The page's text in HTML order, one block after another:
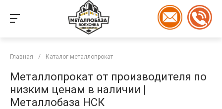
Главная / Каталог металлопрокат
Металлопрокат от производителя по
низким ценам в наличии |
Металлобаза НСК